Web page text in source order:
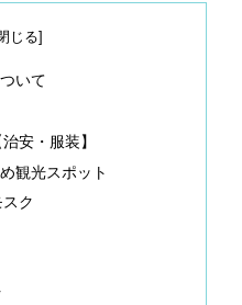
いて
安・服装】
観光スポット
ク